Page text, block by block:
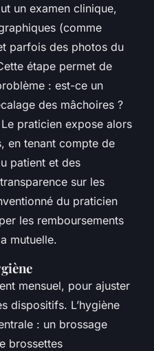
un examen clinique,
(comme
parfois des photos du
étape permet de
: est-ce un
des mâchoires ?
praticien expose alors
en tenant compte de
patient et des
sur les
du praticien
les remboursements
mutuelle.
mensuel, pour ajuster
dispositifs. L’hygiène
: un brossage
brossettes